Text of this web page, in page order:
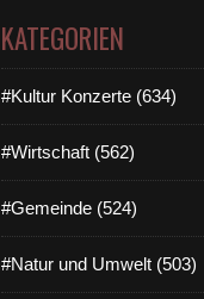
KATEGORIEN
#Kultur Konzerte (634)
#Wirtschaft (562)
#Gemeinde (524)
#Natur und Umwelt (503)